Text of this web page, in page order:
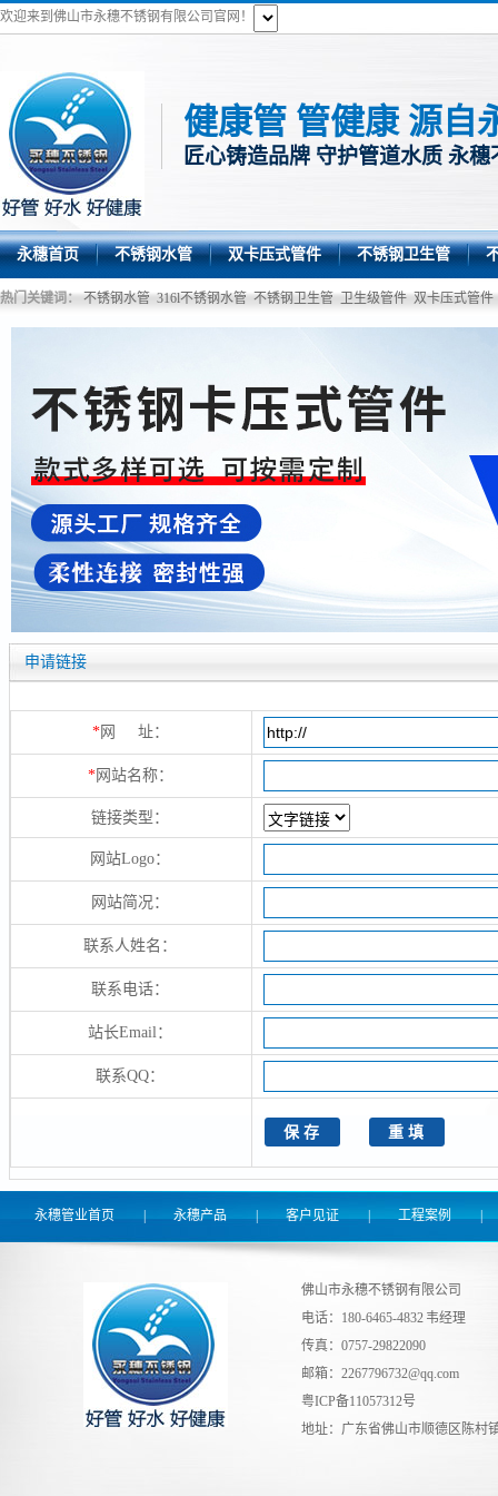
欢迎来到佛山市永穗不锈钢有限公司官网！
健康管 管健康 源自
匠心铸造品牌 守护管道水质 永穗
永穗首页 不锈钢水管 双卡压式管件 不锈钢卫生管
热门关键词： 不锈钢水管 316l不锈钢水管 不锈钢卫生管 卫生级管件 双卡压式管件
申请链接
*网 址：
*网站名称：
链接类型：
网站Logo：
网站简况：
联系人姓名：
联系电话：
站长Email：
联系QQ：
永穗管业首页 永穗产品 | 客户见证 | 工程案例 |
佛山市永穗不锈钢有限公司
电话：180-6465-4832 韦经理
传真：0757-29822090
邮箱：2267796732@qq.com
粤ICP备11057312号
地址：广东省佛山市顺德区陈